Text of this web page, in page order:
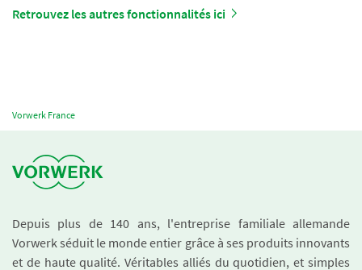
Retrouvez les autres fonctionnalités ici
Vorwerk France
Depuis plus de 140 ans, l'entreprise familiale allemande
Vorwerk séduit le monde entier grâce à ses produits innovants
et de haute qualité. Véritables alliés du quotidien, et simples